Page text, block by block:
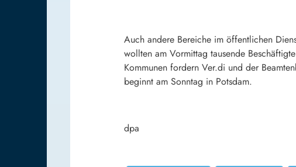
Auch andere Bereiche im öffentlichen
wollten am Vormittag tausende
Kommunen fordern Ver.di und der
beginnt am Sonntag in Potsdam.
dpa